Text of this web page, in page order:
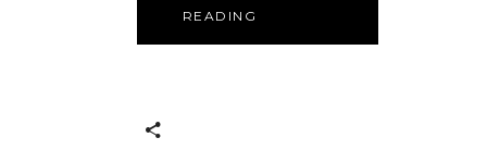
READING